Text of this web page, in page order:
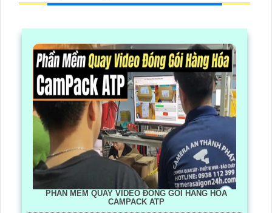
PHẦN MỀM QUAY VIDEO ĐÓNG GÓI HÀNG HÓA
CAMPACK ATP